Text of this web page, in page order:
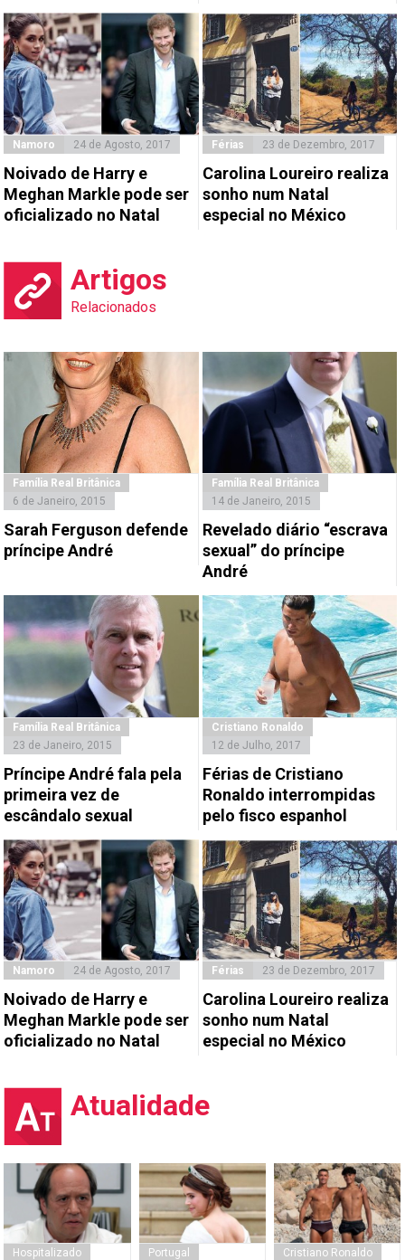
Namoro 24 de Agosto, 2017
Noivado de Harry e
Meghan Markle pode ser
oficializado no Natal
Férias 23 de Dezembro, 2017
Carolina Loureiro realiza
sonho num Natal
especial no México
Artigos
Relacionados
Família Real Britânica
6 de Janeiro, 2015
Sarah Ferguson defende
príncipe André
Família Real Britânica
14 de Janeiro, 2015
Revelado diário “escrava
sexual” do príncipe
André
Família Real Britânica
23 de Janeiro, 2015
Príncipe André fala pela
primeira vez de
escândalo sexual
Cristiano Ronaldo
12 de Julho, 2017
Férias de Cristiano
Ronaldo interrompidas
pelo fisco espanhol
Namoro 24 de Agosto, 2017
Noivado de Harry e
Meghan Markle pode ser
oficializado no Natal
Férias 23 de Dezembro, 2017
Carolina Loureiro realiza
sonho num Natal
especial no México
Atualidade
Hospitalizado
Portugal
Cristiano Ronaldo